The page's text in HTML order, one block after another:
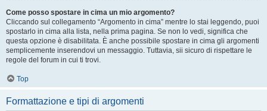
Come posso spostare in cima un mio argomento?
Cliccando sul collegamento “Argomento in cima” mentre lo stai leggendo, puoi
spostarlo in cima alla lista, nella prima pagina. Se non lo vedi, significa che
questa opzione è disabilitata. È anche possibile spostare in cima gli argomenti
semplicemente inserendovi un messaggio. Tuttavia, sii sicuro di rispettare le
regole del forum in cui ti trovi.
Top
Formattazione e tipi di argomenti